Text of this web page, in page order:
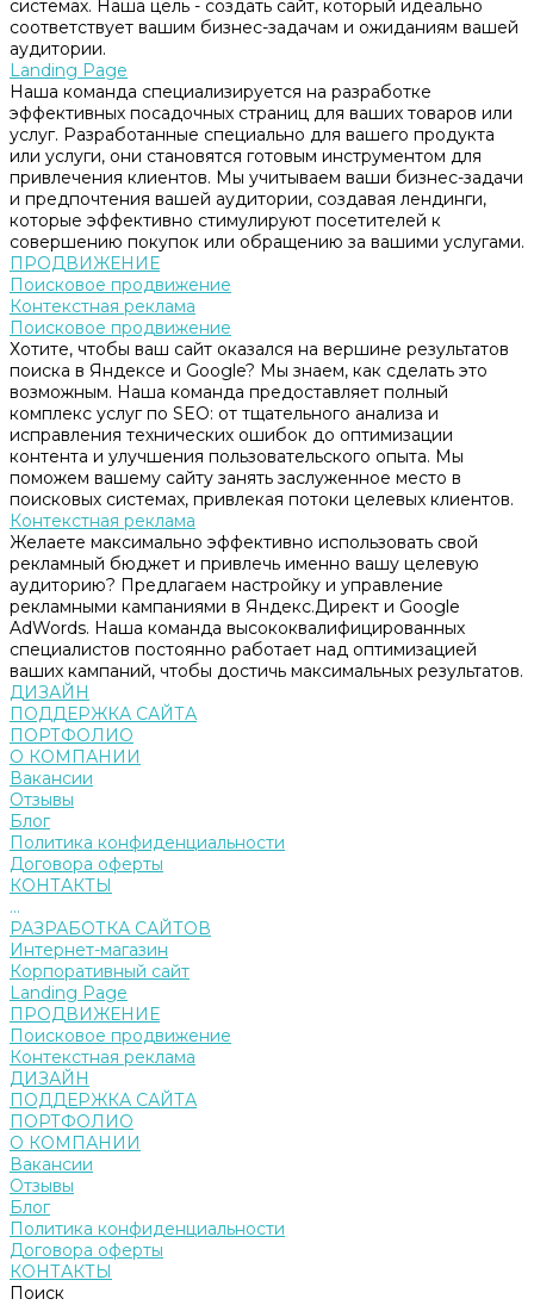
системах. Наша цель - создать сайт, который идеально
соответствует вашим бизнес-задачам и ожиданиям вашей
аудитории.
Landing Page
Наша команда специализируется на разработке
эффективных посадочных страниц для ваших товаров или
услуг. Разработанные специально для вашего продукта
или услуги, они становятся готовым инструментом для
привлечения клиентов. Мы учитываем ваши бизнес-задачи
и предпочтения вашей аудитории, создавая лендинги,
которые эффективно стимулируют посетителей к
совершению покупок или обращению за вашими услугами.
ПРОДВИЖЕНИЕ
Поисковое продвижение
Контекстная реклама
Поисковое продвижение
Хотите, чтобы ваш сайт оказался на вершине результатов
поиска в Яндексе и Google? Мы знаем, как сделать это
возможным. Наша команда предоставляет полный
комплекс услуг по SEO: от тщательного анализа и
исправления технических ошибок до оптимизации
контента и улучшения пользовательского опыта. Мы
поможем вашему сайту занять заслуженное место в
поисковых системах, привлекая потоки целевых клиентов.
Контекстная реклама
Желаете максимально эффективно использовать свой
рекламный бюджет и привлечь именно вашу целевую
аудиторию? Предлагаем настройку и управление
рекламными кампаниями в Яндекс.Директ и Google
AdWords. Наша команда высококвалифицированных
специалистов постоянно работает над оптимизацией
ваших кампаний, чтобы достичь максимальных результатов.
ДИЗАЙН
ПОДДЕРЖКА САЙТА
ПОРТФОЛИО
О КОМПАНИИ
Вакансии
Отзывы
Блог
Политика конфиденциальности
Договора оферты
КОНТАКТЫ
...
РАЗРАБОТКА САЙТОВ
Интернет-магазин
Корпоративный сайт
Landing Page
ПРОДВИЖЕНИЕ
Поисковое продвижение
Контекстная реклама
ДИЗАЙН
ПОДДЕРЖКА САЙТА
ПОРТФОЛИО
О КОМПАНИИ
Вакансии
Отзывы
Блог
Политика конфиденциальности
Договора оферты
КОНТАКТЫ
Поиск